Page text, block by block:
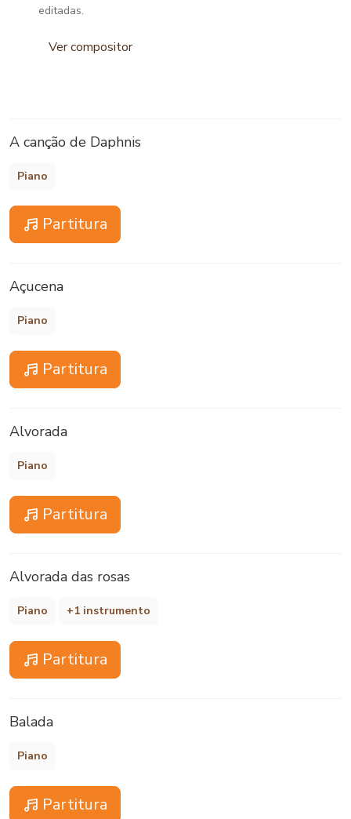
editadas.
Ver compositor
A canção de Daphnis
Piano
Partitura
Açucena
Piano
Partitura
Alvorada
Piano
Partitura
Alvorada das rosas
Piano +1 instrumento
Partitura
Balada
Piano
Partitura